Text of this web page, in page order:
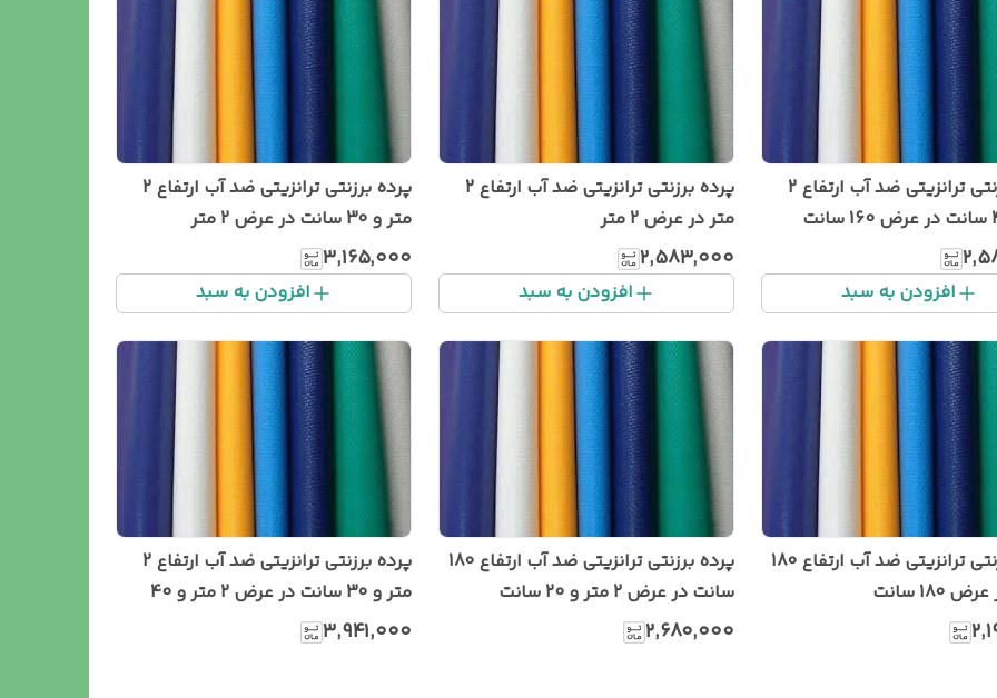
پرده برزنتی ترانزیتی ضد آب ارتفاع 2
افزودن به سبد
پرده برزنتی ترانزیتی ضد آب ارتفاع 2
متر در عرض 2 متر
۲٬۵۸۳٬۰۰۰
افزودن به سبد
پرده برزنتی ترانزیتی ضد آب ارتفاع 2
متر و 30 سانت در عرض 2 متر
۳٬۱۶۵٬۰۰۰
افزودن به سبد
پرده برزنتی ترانزیتی ضد آب ارتفاع 180
سانت
پرده برزنتی ترانزیتی ضد آب ارتفاع 180
سانت در عرض 2 متر و 20 سانت
۲٬۶۸۰٬۰۰۰
پرده برزنتی ترانزیتی ضد آب ارتفاع 2
متر و 30 سانت در عرض 2 متر و 40
سانت
۳٬۹۴۱٬۰۰۰